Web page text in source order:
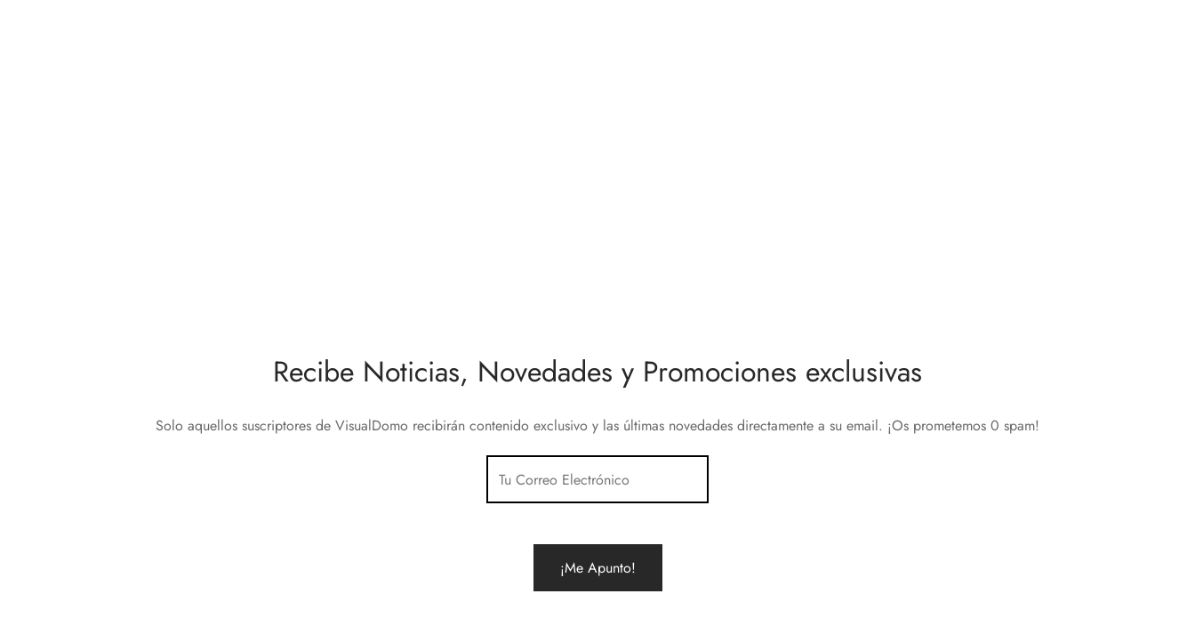
Recibe Noticias, Novedades y Promociones exclusivas
Solo aquellos suscriptores de VisualDomo recibirán contenido exclusivo y las últimas novedades directamente a su email. ¡Os prometemos 0 spam!